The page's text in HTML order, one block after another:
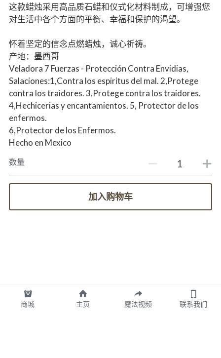
这款蜡烛采用高品质石蜡和仪式化材料制成，可增强您
对生活中各个方面的平衡、幸福和保护的渴望。
怀着坚定的信念点燃蜡烛，诚心祈祷。
产地：墨西哥
Veladora 7 Fuerzas - Protección Contra Envidias,
Salaciones:1,Contra los espiritus del mal. 2,Protege
contra los traidores. 3,Protege contra los traidores.
4,Hechicerias y encantamientos. 5, Protector de los
enfermos.
6,Protector de los Enfermos.
Hecho en Mexico
数量
加入购物车
商城 主页 魔法视频 联系我们